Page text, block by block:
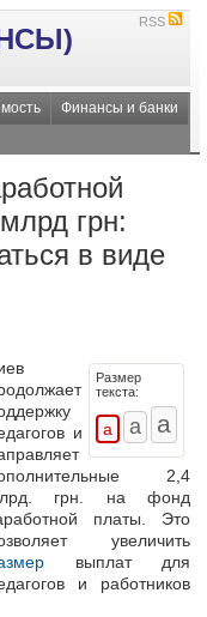
RSS
Финансы и банки
грн:
в виде
Размер
текста:
и
2,4
грн. на фонд
платы. Это
увеличить
выплат для
и работников